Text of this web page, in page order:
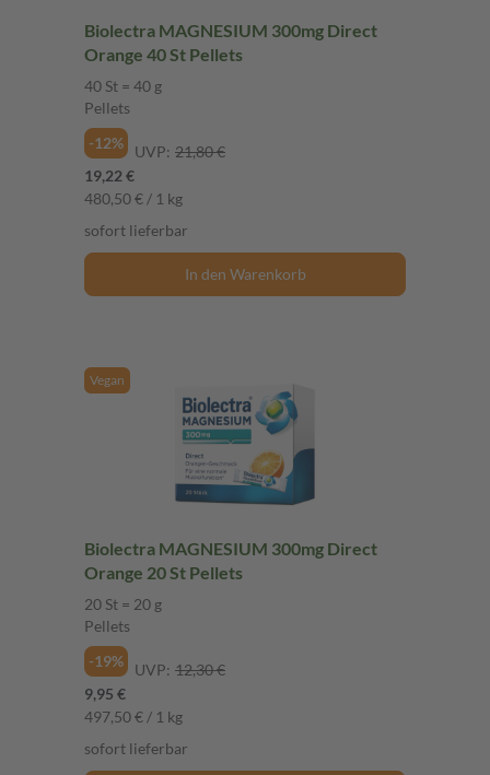
Biolectra MAGNESIUM 300mg Direct
Orange 40 St Pellets
40 St = 40 g
Pellets
-12%
UVP: 21,80 €
19,22 €
480,50 € / 1 kg
sofort lieferbar
In den Warenkorb
Vegan
Biolectra MAGNESIUM 300mg Direct
Orange 20 St Pellets
20 St = 20 g
Pellets
-19%
UVP: 12,30 €
9,95 €
497,50 € / 1 kg
sofort lieferbar